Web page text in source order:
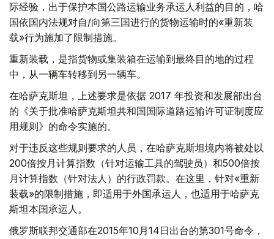
际经验，出于保护本国公路运输业务承运人利益的目的，哈
国依国内法规对自/向第三国进行的货物运输时的«重新装
载»行为施加了限制措施。
重新装载，是指货物或集装箱在运输到最终目的地的过程
中，从一辆车转移到另一辆车。
在哈萨克斯坦，上述要求是依据 2017 年投资和发展部出台
的《关于批准哈萨克斯坦共和国国际道路运输许可证制度应
用规则》的命令实施的。
对于违反这些规则要求的人员，在哈萨克斯坦境内将被处以
200倍按月计算指数（针对运输工具的驾驶员）和500倍按
月计算指数（针对法人）的行政罚款。在这里，针对«重新
装载»的限制措施，即适用于外国承运人，也适用于哈萨克
斯坦本国承运人。
俄罗斯联邦交通部在2015年10月14日出台的第301号命令，